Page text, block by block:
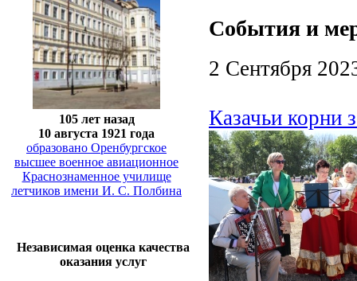
105 лет назад
10 августа 1921 года
образовано Оренбургское
высшее военное авиационное
Краснознаменное училище
летчиков имени И. С. Полбина
Независимая оценка качества
оказания услуг
События и
2 Сентября
Казачьи корни